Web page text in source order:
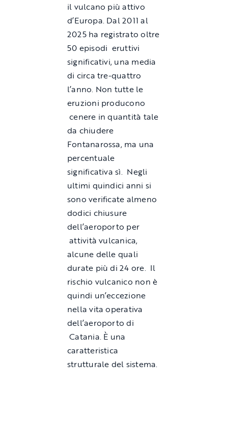
il vulcano più attivo
d’Europa. Dal 2011 al
2025 ha registrato oltre
50 episodi eruttivi
significativi, una media
di circa tre-quattro
l’anno. Non tutte le
eruzioni producono
cenere in quantità tale
da chiudere
Fontanarossa, ma una
percentuale
significativa sì. Negli
ultimi quindici anni si
sono verificate almeno
dodici chiusure
dell’aeroporto per
attività vulcanica,
alcune delle quali
durate più di 24 ore. Il
rischio vulcanico non è
quindi un’eccezione
nella vita operativa
dell’aeroporto di
Catania. È una
caratteristica
strutturale del sistema.